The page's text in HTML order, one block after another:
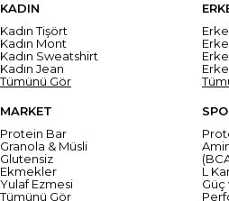
KADIN
Kadın Tişört
Kadın Mont
Kadın Sweatshirt
Kadın Jean
Tümünü Gör
MARKET
Protein Bar
Granola & Müsli
Glutensiz
Ekmekler
Yulaf Ezmesi
Tümünü Gör
L
Güç